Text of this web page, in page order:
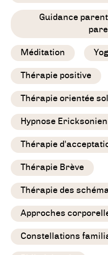
Guidance
Méditation
Thérapie positive
Thérapie orientée
Hypnose
Thérapie
Thérapie Brève
Thérapie des
Approches
Constellations